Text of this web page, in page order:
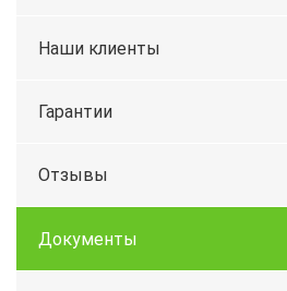
Наши клиенты
Гарантии
Отзывы
Документы